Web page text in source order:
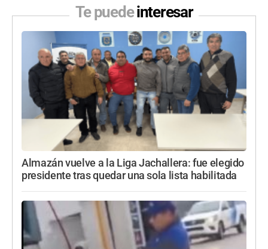
Te puedeinteresar
Almazán vuelve a la Liga Jachallera: fue elegido
presidente tras quedar una sola lista habilitada